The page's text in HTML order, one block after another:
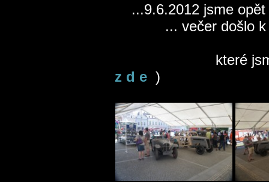
...9.6.2012 jsme
... večer došlo k
které jsme pro
z d e )